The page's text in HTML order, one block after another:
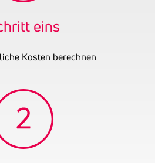
eins
Kosten berechnen